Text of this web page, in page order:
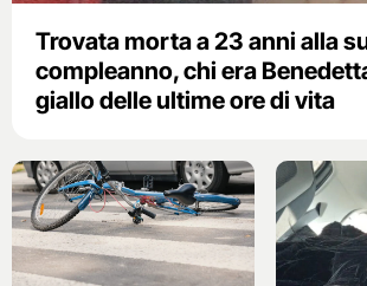
Trovata morta a 23 anni alla
compleanno, chi era
giallo delle ultime ore di vita